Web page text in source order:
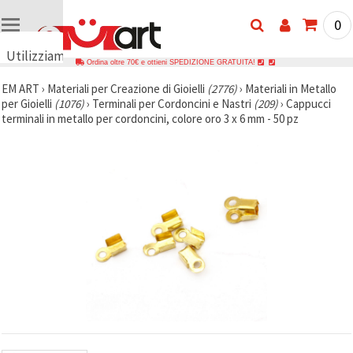
Utilizziamo
🍪
Utilizziamo
cookie e
migliorare
0
Ordina oltre 70€ e ottieni SPEDIZIONE GRATUITA!
EM ART › Materiali per Creazione di Gioielli (2776)› Materiali in Metallo
per Gioielli (1076)› Terminali per Cordoncini e Nastri (209)› Cappucci
terminali in metallo per cordoncini, colore oro 3 x 6 mm - 50 pz